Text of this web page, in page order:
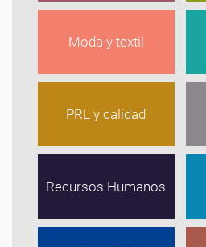
Moda y textil
PRL y calidad
Recursos Humanos